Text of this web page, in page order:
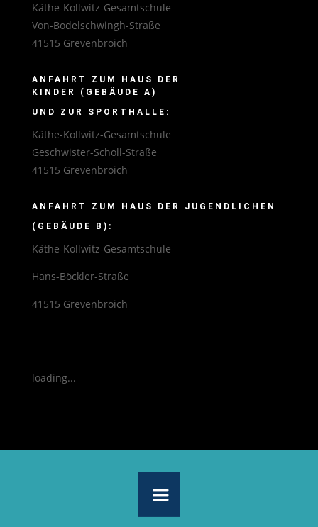
Käthe-Kollwitz-Gesamtschule
Von-Bodelschwingh-Straße
41515 Grevenbroich
ANFAHRT ZUM HAUS DER
KINDER (GEBÄUDE A)
UND ZUR SPORTHALLE:
Käthe-Kollwitz-Gesamtschule
Geschwister-Scholl-Straße
41515 Grevenbroich
ANFAHRT ZUM HAUS DER JUGENDLICHEN
(GEBÄUDE B):
Käthe-Kollwitz-Gesamtschule
Hans-Böckler-Straße
41515 Grevenbroich
loading...